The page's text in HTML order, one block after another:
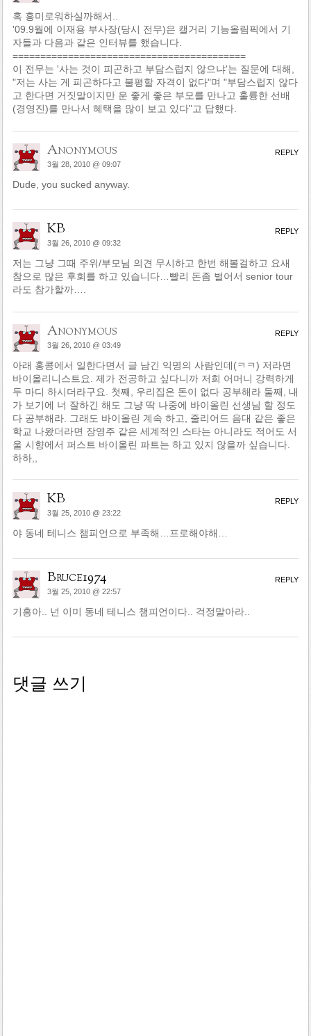
혹 흥미로워하실까해서..
'09.9월에 이재용 부사장(당시 전무)은 캘거리 기능올림픽에서 기
자들과 다음과 같은 인터뷰를 했습니다.
==========================================
이 전무는 '사는 것이 피곤하고 부담스럽지 않으냐'는 질문에 대해,
"저는 사는 게 피곤하다고 불평할 자격이 없다"며 "부담스럽지 않다
고 한다면 거짓말이지만 운 좋게 좋은 부모를 만나고 훌륭한 선배
(경영진)를 만나서 혜택을 많이 보고 있다"고 답했다.
Anonymous
3월 28, 2010 @ 09:07
Dude, you sucked anyway.
REPLY
KB
3월 26, 2010 @ 09:32
저는 그냥 그때 주위/부모님 의견 무시하고 한번 해볼걸하고 요새
참으로 많은 후회를 하고 있습니다…빨리 돈좀 벌어서 senior tour
라도 참가할까….
REPLY
Anonymous
3월 26, 2010 @ 03:49
아래 홍콩에서 일한다면서 글 남긴 익명의 사람인데(ㅋㅋ) 저라면
바이올리니스트요. 제가 전공하고 싶다니까 저희 어머니 강력하게
두 마디 하시더라구요. 첫째, 우리집은 돈이 없다 공부해라 둘째, 내
가 보기에 너 잘하긴 해도 그냥 딱 나중에 바이올린 선생님 할 정도
다 공부해라. 그래도 바이올린 계속 하고, 줄리어드 음대 같은 좋은
학교 나왔더라면 장영주 같은 세계적인 스타는 아니라도 적어도 서
울 시향에서 퍼스트 바이올린 파트는 하고 있지 않을까 싶습니다.
하하,,
REPLY
KB
3월 25, 2010 @ 23:22
야 동네 테니스 챔피언으로 부족해…프로해야해…
REPLY
Bruce1974
3월 25, 2010 @ 22:57
기홍아.. 넌 이미 동네 테니스 챔피언이다.. 걱정말아라..
REPLY
댓글 쓰기